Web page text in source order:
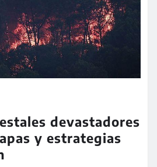
devastadores
y estrategias